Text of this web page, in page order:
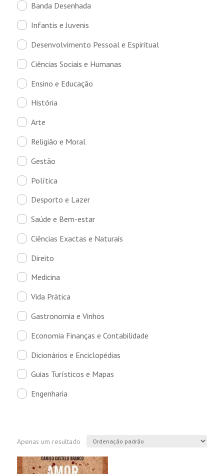
Banda Desenhada
Infantis e Juvenis
Desenvolvimento Pessoal e Espiritual
Ciências Sociais e Humanas
Ensino e Educação
História
Arte
Religião e Moral
Gestão
Política
Desporto e Lazer
Saúde e Bem-estar
Ciências Exactas e Naturais
Direito
Medicina
Vida Prática
Gastronomia e Vinhos
Economia Finanças e Contabilidade
Dicionários e Enciclopédias
Guias Turísticos e Mapas
Engenharia
Apenas um resultado